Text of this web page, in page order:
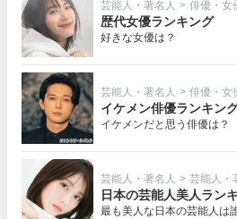
芸能人・著名人 > 俳優・女
歴代女優ランキング
好きな女優は？
芸能人・著名人 > 俳優・女
イケメン俳優ランキン
イケメンだと思う俳優は？
芸能人・著名人 > 芸能人・
日本の芸能人美人ラン
最も美人な日本の芸能人は